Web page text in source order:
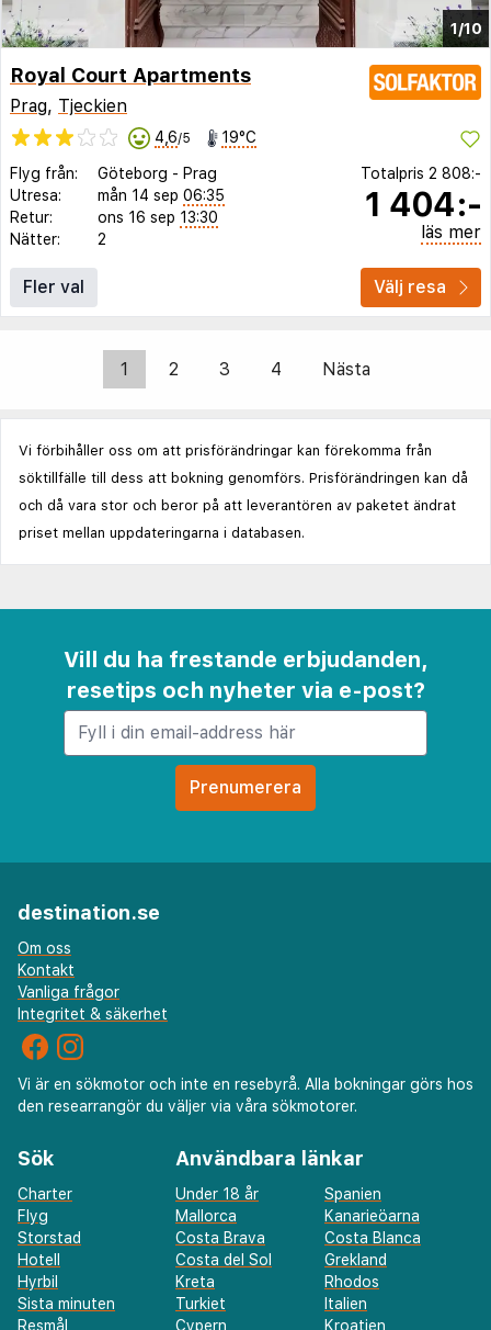
1/10
Royal Court Apartments
Prag, Tjeckien
4,6/5 19°C
Flyg från: Göteborg - Prag
Utresa:
mån 14 sep 06:35
Retur:
ons 16 sep 13:30
Nätter:
2
Totalpris 2 808:-
1 404:-
läs mer
Fler val Välj resa
1 2 3 4 Nästa
Vi förbihåller oss om att prisförändringar kan förekomma från
söktillfälle till dess att bokning genomförs. Prisförändringen kan då
och då vara stor och beror på att leverantören av paketet ändrat
priset mellan uppdateringarna i databasen.
Vill du ha frestande erbjudanden,
resetips och nyheter via e-post?
destination.se
Om oss
Kontakt
Vanliga frågor
Integritet & säkerhet
Vi är en sökmotor och inte en resebyrå. Alla bokningar görs hos
den researrangör du väljer via våra sökmotorer.
Sök
Charter
Flyg
Storstad
Hotell
Hyrbil
Sista minuten
Resmål
Användbara länkar
Under 18 år
Spanien
Mallorca
Kanarieöarna
Costa Brava
Costa Blanca
Costa del Sol
Grekland
Kreta
Rhodos
Turkiet
Italien
Cypern
Kroatien